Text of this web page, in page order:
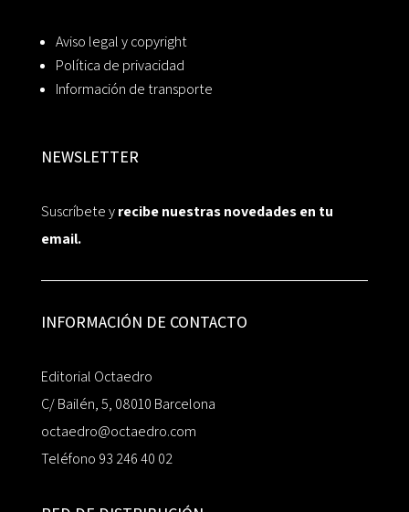
Aviso legal y copyright
Política de privacidad
Información de transporte
NEWSLETTER
Suscríbete yrecibe nuestras novedades en tu
email.
INFORMACIÓN DE CONTACTO
Editorial Octaedro
C/ Bailén, 5, 08010 Barcelona
octaedro@octaedro.com
Teléfono 93 246 40 02